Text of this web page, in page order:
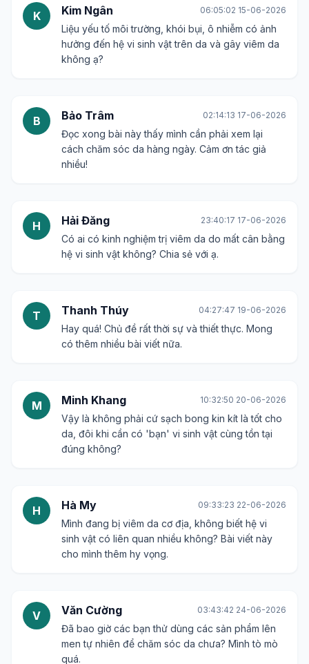
K Kim Ngân 06:05:02 15-06-2026
Liệu yếu tố môi trường, khói bụi, ô nhiễm có ảnh
hưởng đến hệ vi sinh vật trên da và gây viêm da
không ạ?
B Bảo Trâm 02:14:13 17-06-2026
Đọc xong bài này thấy mình cần phải xem lại
cách chăm sóc da hàng ngày. Cảm ơn tác giả
nhiều!
H Hải Đăng 23:40:17 17-06-2026
Có ai có kinh nghiệm trị viêm da do mất cân bằng
hệ vi sinh vật không? Chia sẻ với ạ.
T Thanh Thúy 04:27:47 19-06-2026
Hay quá! Chủ đề rất thời sự và thiết thực. Mong
có thêm nhiều bài viết nữa.
M Minh Khang 10:32:50 20-06-2026
Vậy là không phải cứ sạch bong kin kít là tốt cho
da, đôi khi cần có 'bạn' vi sinh vật cùng tồn tại
đúng không?
H Hà My 09:33:23 22-06-2026
Mình đang bị viêm da cơ địa, không biết hệ vi
sinh vật có liên quan nhiều không? Bài viết này
cho mình thêm hy vọng.
V Văn Cường 03:43:42 24-06-2026
Đã bao giờ các bạn thử dùng các sản phẩm lên
men tự nhiên để chăm sóc da chưa? Mình tò mò
quá.